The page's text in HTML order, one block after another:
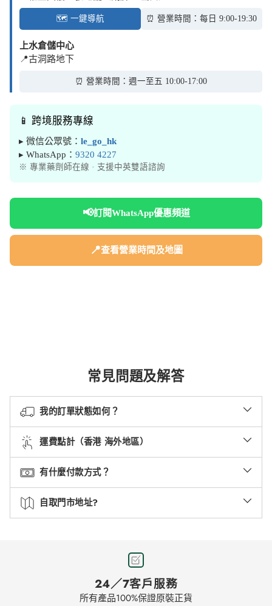
🗺️ 一鍵導航 ⏰ 營業時間：每日 9:00-19:30
上水倉儲中心
📍古洞路地下
⏰ 營業時間：週一至五 10:00-17:00
📱 跨境服務專線
▸ 微信公眾號： le_go_hk
▸ WhatsApp： 9320 4227
※ 專業藥劑師在線 · 支援中英雙語諮詢
📢訂閱WhatsApp優惠頻道
📍查看營業時間及地圖
常見問題及解答
我的訂單狀態如何？
運費點計（香港 海外地區）
有什麼付款方式？
自取門市地址?
24／7客戶服務
所有產品100%保證原裝正貨